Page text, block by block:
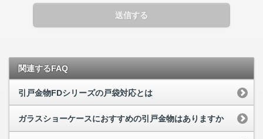
送信する
関連するFAQ
引戸金物FDシリーズの戸袋対応とは
ガラスショーケースにおすすめの引戸金物はありますか